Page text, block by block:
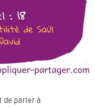
de parler à